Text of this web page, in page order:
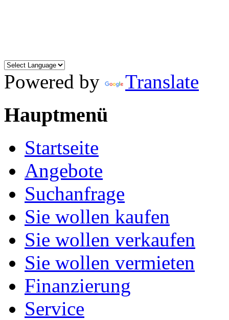
Powered by Translate
Hauptmenü
Startseite
Angebote
Suchanfrage
Sie wollen kaufen
Sie wollen verkaufen
Sie wollen vermieten
Finanzierung
Service